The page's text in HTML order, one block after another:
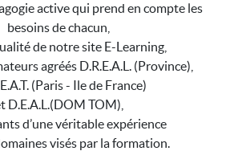
active qui prend en compte les
besoins de chacun,
de notre site E-Learning,
agréés D.R.E.A.L. (Province),
(Paris - Ile de France)
D.E.A.L.(DOM TOM),
d’une véritable expérience
visés par la formation.